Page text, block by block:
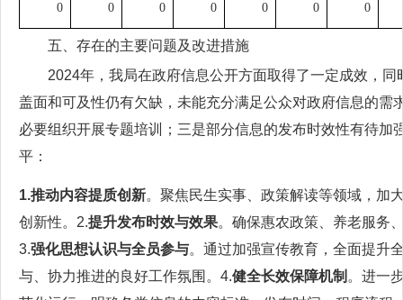
0 0 0 0 0 0 0
五、存在的主要问题及改进措施
2024年，我局在政府信息公开方面取得了一定成效，
盖面和可及性仍有欠缺，未能充分满足公众对政府信息的
必要组织开展专题培训；三是部分信息的发布时效性有待
平：
1.推动内容提质创新。聚焦民生实事、政策解读等领域，加
创新性。2.提升发布时效与效果。确保惠农政策、养老服务
3.强化思想认识与全员参与。通过加强宣传教育，全面提升
与、协力推进的良好工作氛围。4.健全长效保障机制 。进一